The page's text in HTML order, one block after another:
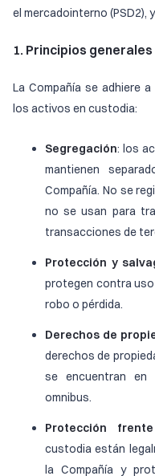
el mercadointerno (PSD2),
1. Principios generales
La Compañía se adhiere
los activos en custodia:
Segregación: los
mantienen
Compañía. No se
no se usan para
transacciones de
Protección y
protegen contra
robo o pérdida.
Derechos de
derechos de
se encuentran en
omnibus.
Protección
custodia están
la Compañía y